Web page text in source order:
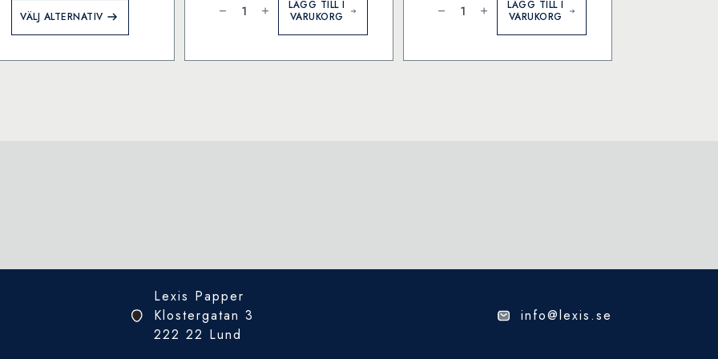
VÄLJ ALTERNATIV
Den
här
har
A4
mängd
LÄGG TILL I
VARUKORG
Planner
LÄGG TILL I
VARUKORG
Lexis Papper
Klostergatan 3
222 22 Lund
info@lexis.se